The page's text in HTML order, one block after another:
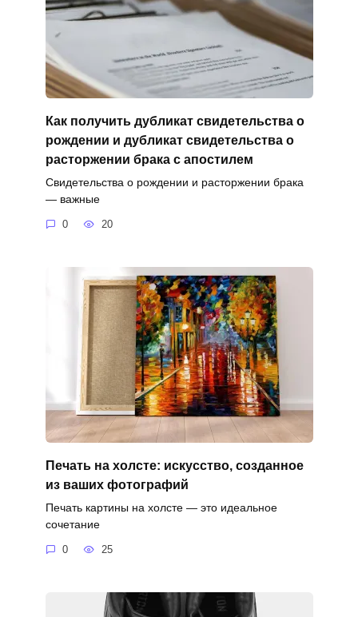
Как получить дубликат свидетельства о
рождении и дубликат свидетельства о
расторжении брака с апостилем
Свидетельства о рождении и расторжении брака
— важные
0 20
Печать на холсте: искусство, созданное
из ваших фотографий
Печать картины на холсте — это идеальное
сочетание
0 25